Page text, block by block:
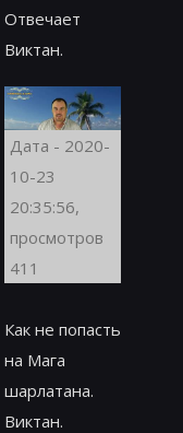
Отвечает
Виктан.
Дата - 2020-
10-23
20:35:56,
просмотров
411
Как не попасть
на Мага
шарлатана.
Виктан.